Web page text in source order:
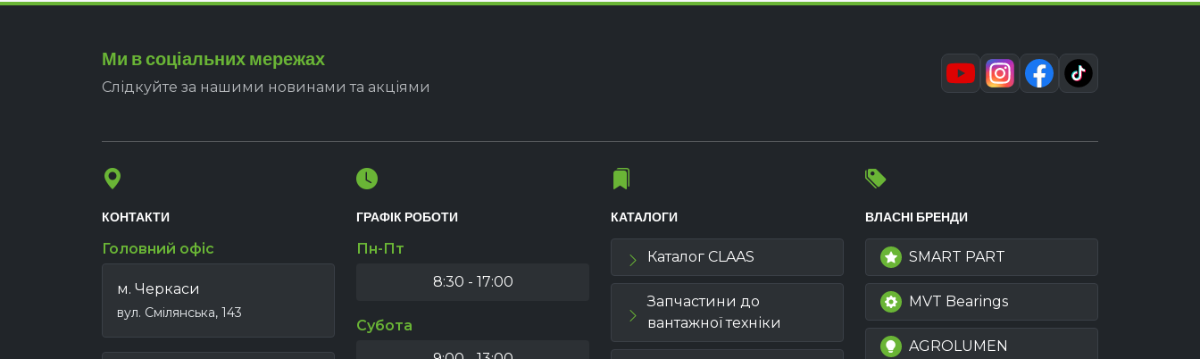
Ми в соціальних мережах
Слідкуйте за нашими новинами та акціями
КОНТАКТИ
Головний офіс
м. Черкаси
вул. Смілянська, 143
ГРАФІК РОБОТИ
Пн-Пт
8:30 - 17:00
Субота
КАТАЛОГИ
Каталог CLAAS
Запчастини до
вантажної техніки
ВЛАСНІ БРЕНДИ
SMART PART
MVT Bearings
AGROLUMEN